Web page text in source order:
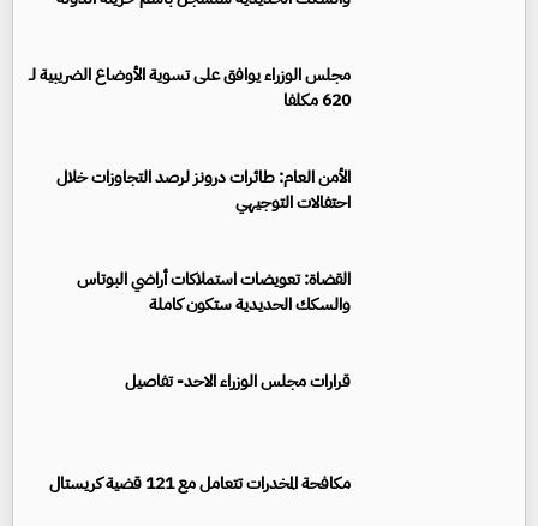
مجلس الوزراء يوافق على تسوية الأوضاع الضريبية لـ
620 مكلفا
الأمن العام: طائرات درونز لرصد التجاوزات خلال
احتفالات التوجيهي
القضاة: تعويضات استملاكات أراضي البوتاس
والسكك الحديدية ستكون كاملة
قرارات مجلس الوزراء الاحد- تفاصيل
مكافحة المخدرات تتعامل مع 121 قضية كريستال